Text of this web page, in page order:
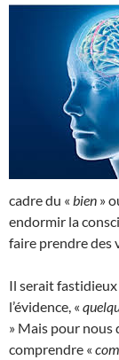
cadre du « bien »
endormir la
faire prendre des
Il serait
l’évidence, «
» Mais pour nous
comprendre «